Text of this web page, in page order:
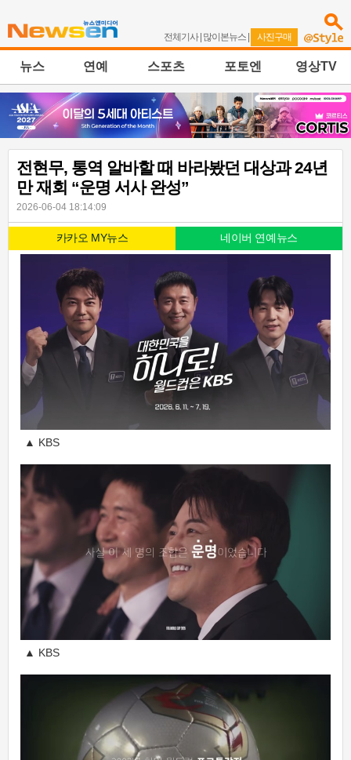
전체기사| 많이본뉴스 | 사진구매
뉴스 연예 스포츠 포토엔 영상TV
전현무, 통역 알바할 때 바라봤던 대상과 24년
만 재회 “운명 서사 완성”
2026-06-04 18:14:09
카카오 MY뉴스 네이버 연예뉴스
▲ KBS
▲ KBS